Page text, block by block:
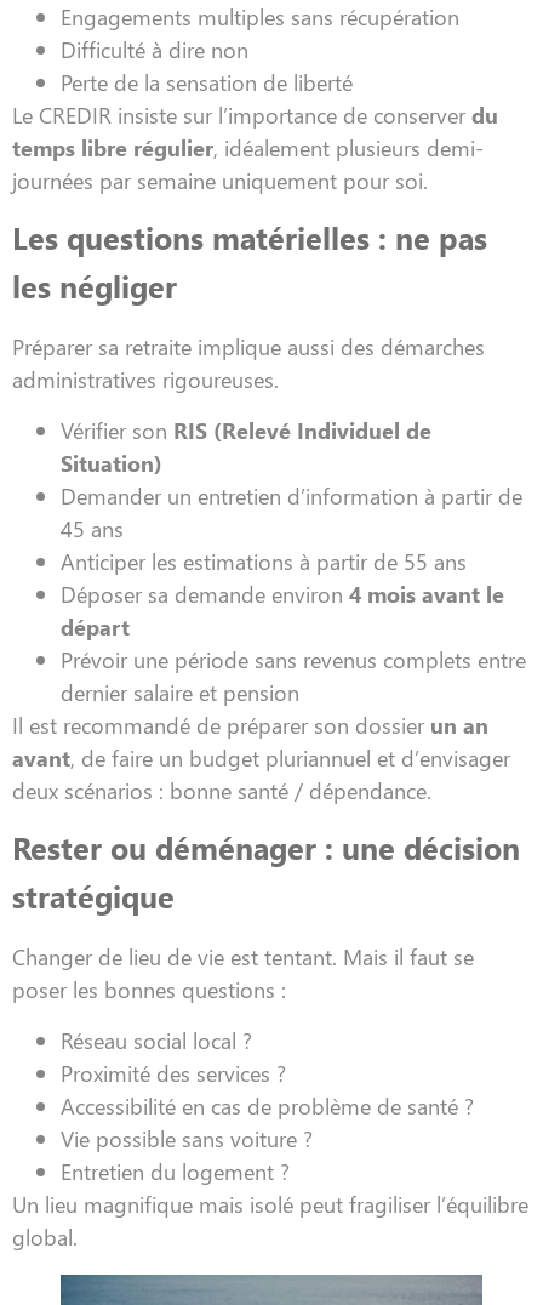
Engagements multiples sans récupération
Difficulté à dire non
Perte de la sensation de liberté
Le CREDIR insiste sur l’importance de conserver du
temps libre régulier, idéalement plusieurs demi-
journées par semaine uniquement pour soi.
Les questions matérielles : ne pas
les négliger
Préparer sa retraite implique aussi des démarches
administratives rigoureuses.
Vérifier son RIS (Relevé Individuel de
Situation)
Demander un entretien d’information à partir de
45 ans
Anticiper les estimations à partir de 55 ans
Déposer sa demande environ 4 mois avant le
départ
Prévoir une période sans revenus complets entre
dernier salaire et pension
Il est recommandé de préparer son dossier un an
avant, de faire un budget pluriannuel et d’envisager
deux scénarios : bonne santé / dépendance.
Rester ou déménager : une décision
stratégique
Changer de lieu de vie est tentant. Mais il faut se
poser les bonnes questions :
Réseau social local ?
Proximité des services ?
Accessibilité en cas de problème de santé ?
Vie possible sans voiture ?
Entretien du logement ?
Un lieu magnifique mais isolé peut fragiliser l’équilibre
global.